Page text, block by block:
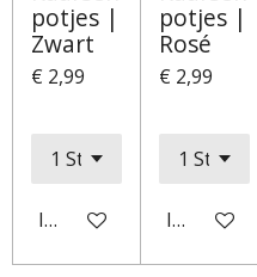
potjes |
Zwart
€ 2,99
In winkelwagen
potjes |
Rosé
€ 2,99
In